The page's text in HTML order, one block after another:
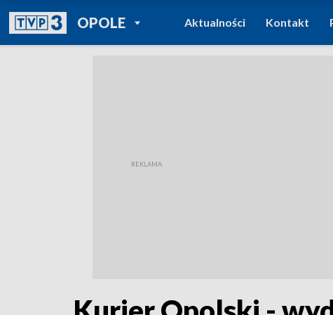
OPOLEPOWRÓT DO
TVP REGIONY
Aktualności Kontakt